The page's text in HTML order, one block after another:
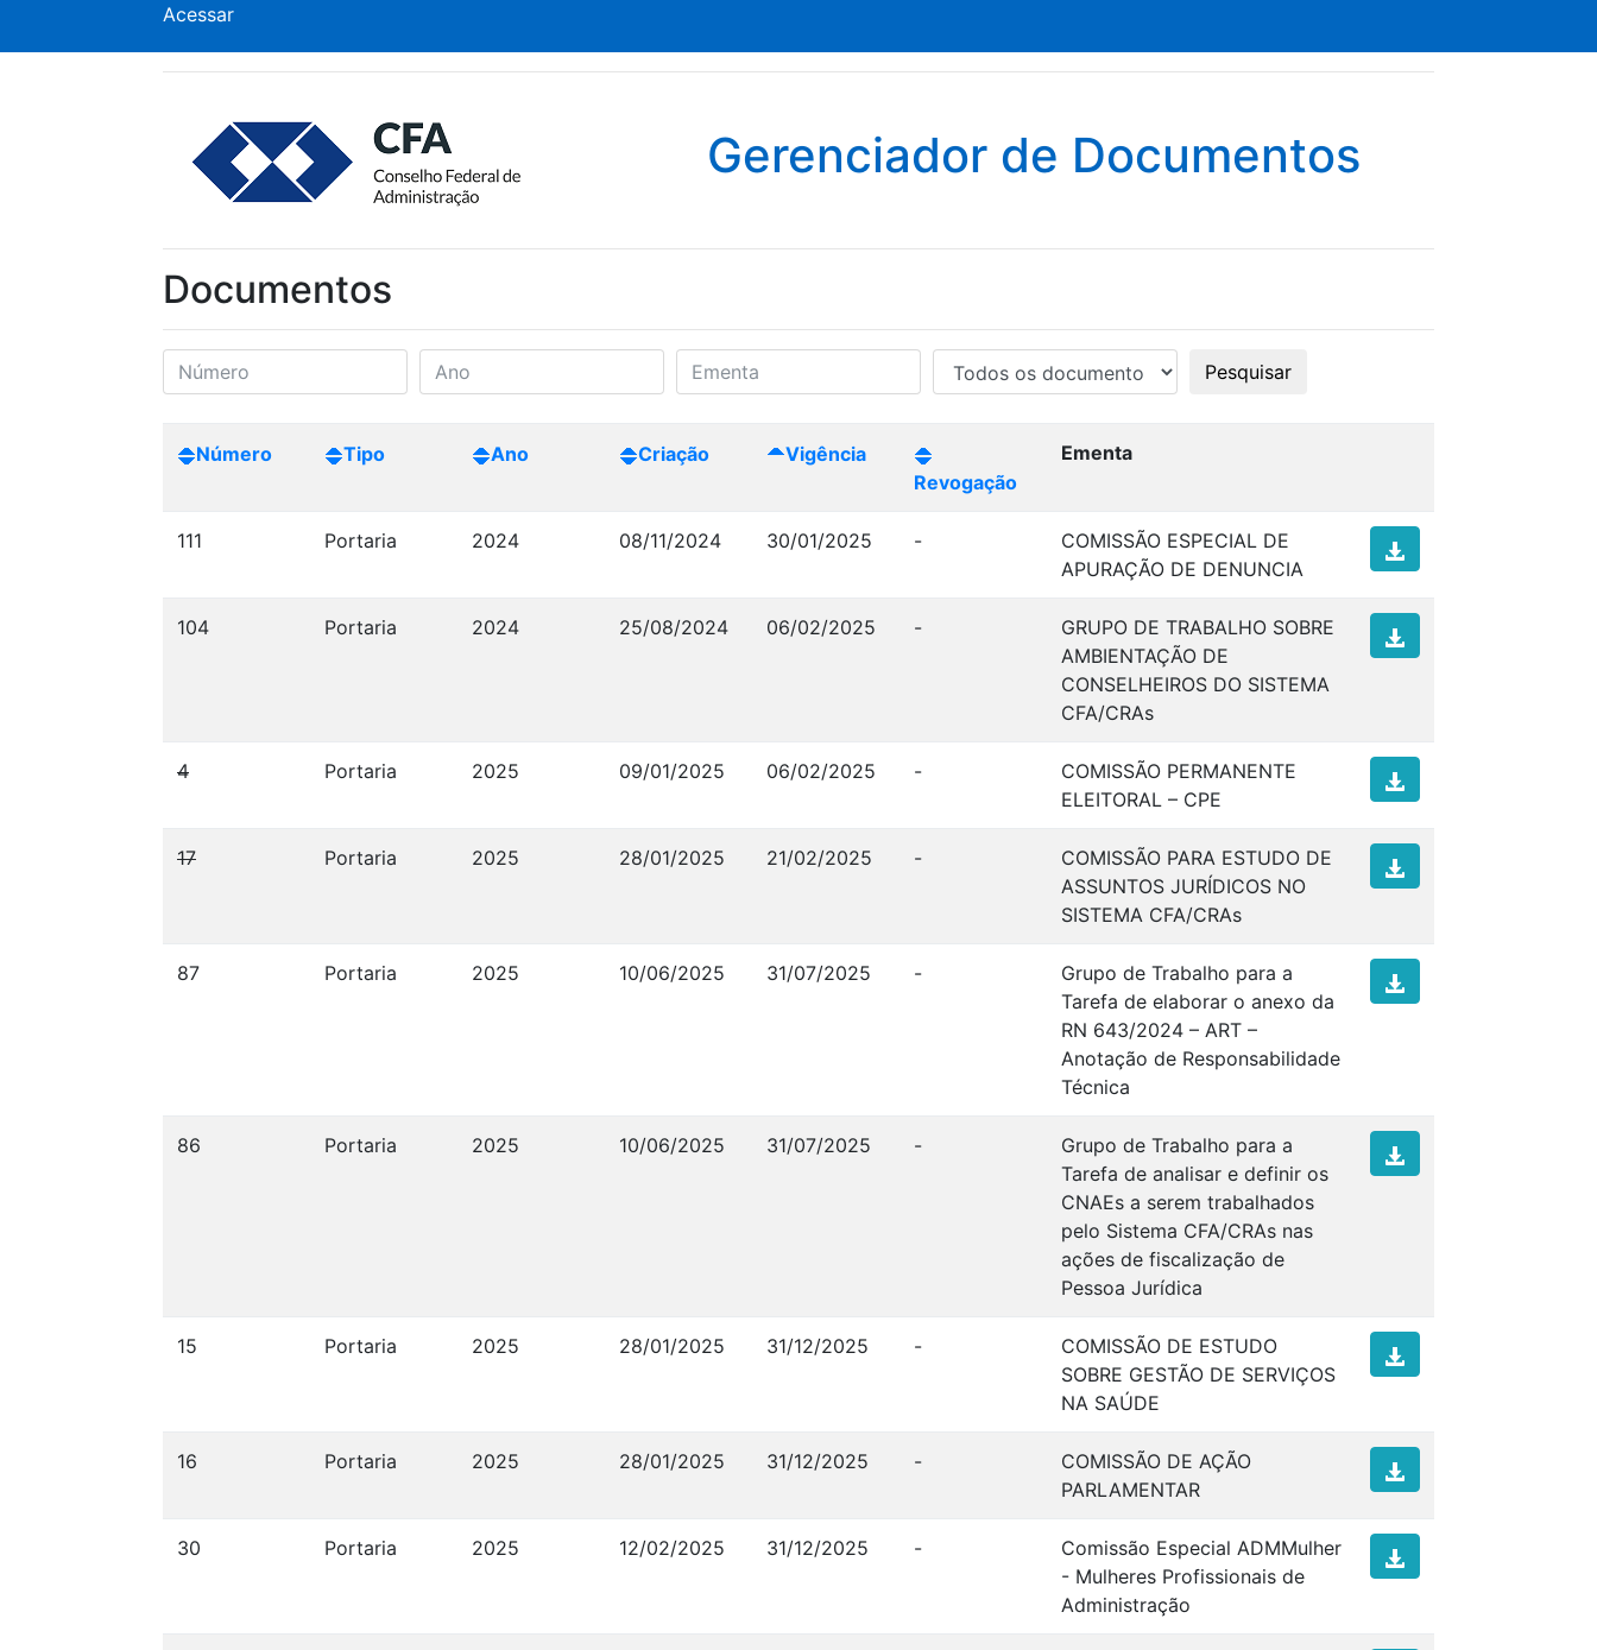
Acessar
Gerenciador de Documentos
Documentos
Pesquisar
Número Tipo Ano Criação
Vigência
Revogação
Ementa
111 Portaria 2024 08/11/2024 30/01/2025 -
COMISSÃO ESPECIAL DE
APURAÇÃO DE DENUNCIA
104 Portaria 2024 25/08/2024 06/02/2025 -
GRUPO DE TRABALHO SOBRE
AMBIENTAÇÃO DE
CONSELHEIROS DO SISTEMA
CFA/CRAs
4 Portaria 2025 09/01/2025 06/02/2025 -
COMISSÃO PERMANENTE
ELEITORAL – CPE
17 Portaria 2025 28/01/2025 21/02/2025 -
COMISSÃO PARA ESTUDO DE
ASSUNTOS JURÍDICOS NO
SISTEMA CFA/CRAs
87 Portaria 2025 10/06/2025 31/07/2025 -
Grupo de Trabalho para a
Tarefa de elaborar o anexo da
RN 643/2024 – ART –
Anotação de Responsabilidade
Técnica
86 Portaria 2025 10/06/2025 31/07/2025 -
Grupo de Trabalho para a
Tarefa de analisar e definir os
CNAEs a serem trabalhados
pelo Sistema CFA/CRAs nas
ações de fiscalização de
Pessoa Jurídica
15 Portaria 2025 28/01/2025 31/12/2025 -
COMISSÃO DE ESTUDO
SOBRE GESTÃO DE SERVIÇOS
NA SAÚDE
16 Portaria 2025 28/01/2025 31/12/2025 -
COMISSÃO DE AÇÃO
PARLAMENTAR
30 Portaria 2025 12/02/2025 31/12/2025 -
Comissão Especial ADMMulher
- Mulheres Profissionais de
Administração